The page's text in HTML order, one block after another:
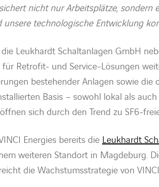
nicht nur Arbeitsplätze,
unsere technologische Entwicklung
Leukhardt Schaltanlagen GmbH
für Retrofit- und Service-Lösungen
bestehender Anlagen sowie die
Basis – sowohl lokal als
sich durch den Trend zu SF6-
Energies bereits die Leukhardt
weiteren Standort in Magdeburg.
die Wachstumsstrategie von